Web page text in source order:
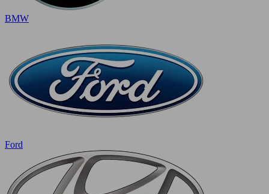
BMW
Ford